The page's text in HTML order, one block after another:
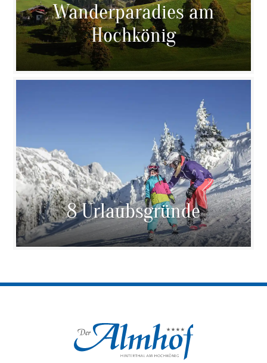
Wanderparadies am
Hochkönig
8 Urlaubsgründe